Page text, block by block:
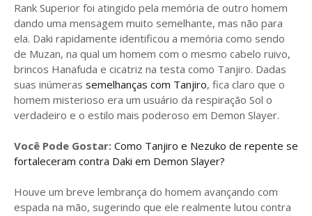
Rank Superior foi atingido pela memória de outro homem
dando uma mensagem muito semelhante, mas não para
ela. Daki rapidamente identificou a memória como sendo
de Muzan, na qual um homem com o mesmo cabelo ruivo,
brincos Hanafuda e cicatriz na testa como Tanjiro. Dadas
suas inúmeras semelhanças com Tanjiro, fica claro que o
homem misterioso era um usuário da respiração Sol o
verdadeiro e o estilo mais poderoso em Demon Slayer.
Você Pode Gostar: Como Tanjiro e Nezuko de repente se
fortaleceram contra Daki em Demon Slayer?
Houve um breve lembrança do homem avançando com
espada na mão, sugerindo que ele realmente lutou contra